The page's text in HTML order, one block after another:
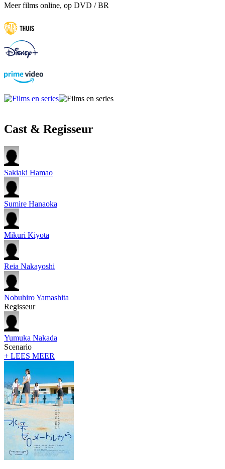
Meer films online, op DVD / BR
Cast & Regisseur
Sakiaki Hamao
Sumire Hanaoka
Mikuri Kiyota
Reia Nakayoshi
Nobuhiro Yamashita
Regisseur
Yumuka Nakada
Scenario
+ LEES MEER